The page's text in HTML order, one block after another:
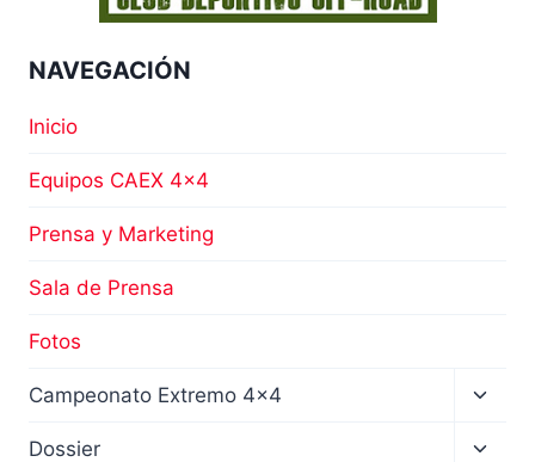
NAVEGACIÓN
Inicio
Equipos CAEX 4×4
Prensa y Marketing
Sala de Prensa
Fotos
Campeonato Extremo 4×4
hijo
Dossier